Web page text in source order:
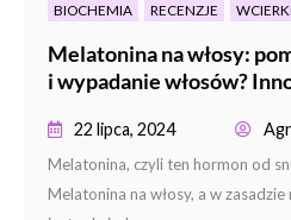
BIOCHEMIA RECENZJE WCIERKI
Melatonina na włosy:
i wypadanie włosów?
22 lipca, 2024
Melatonina, czyli ten hormon od
Melatonina na włosy, a w